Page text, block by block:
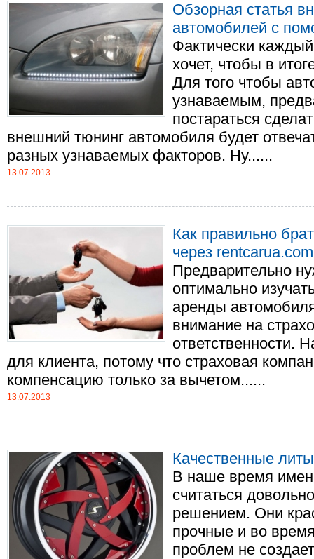
Обзорная статья
автомобилей с
Фактически
хочет, чтобы в
Для того чтобы
узнаваемым,
постараться
внешний тюнинг автомобиля будет
разных узнаваемых факторов. Ну......
13.07.2013
Как правильно
через
Предварительно
оптимально
аренды
внимание на
ответственности.
для клиента, потому что страховая
компенсацию только за вычетом......
13.07.2013
Качественные
В наше время
считаться
решением. Они
прочные и во
проблем не